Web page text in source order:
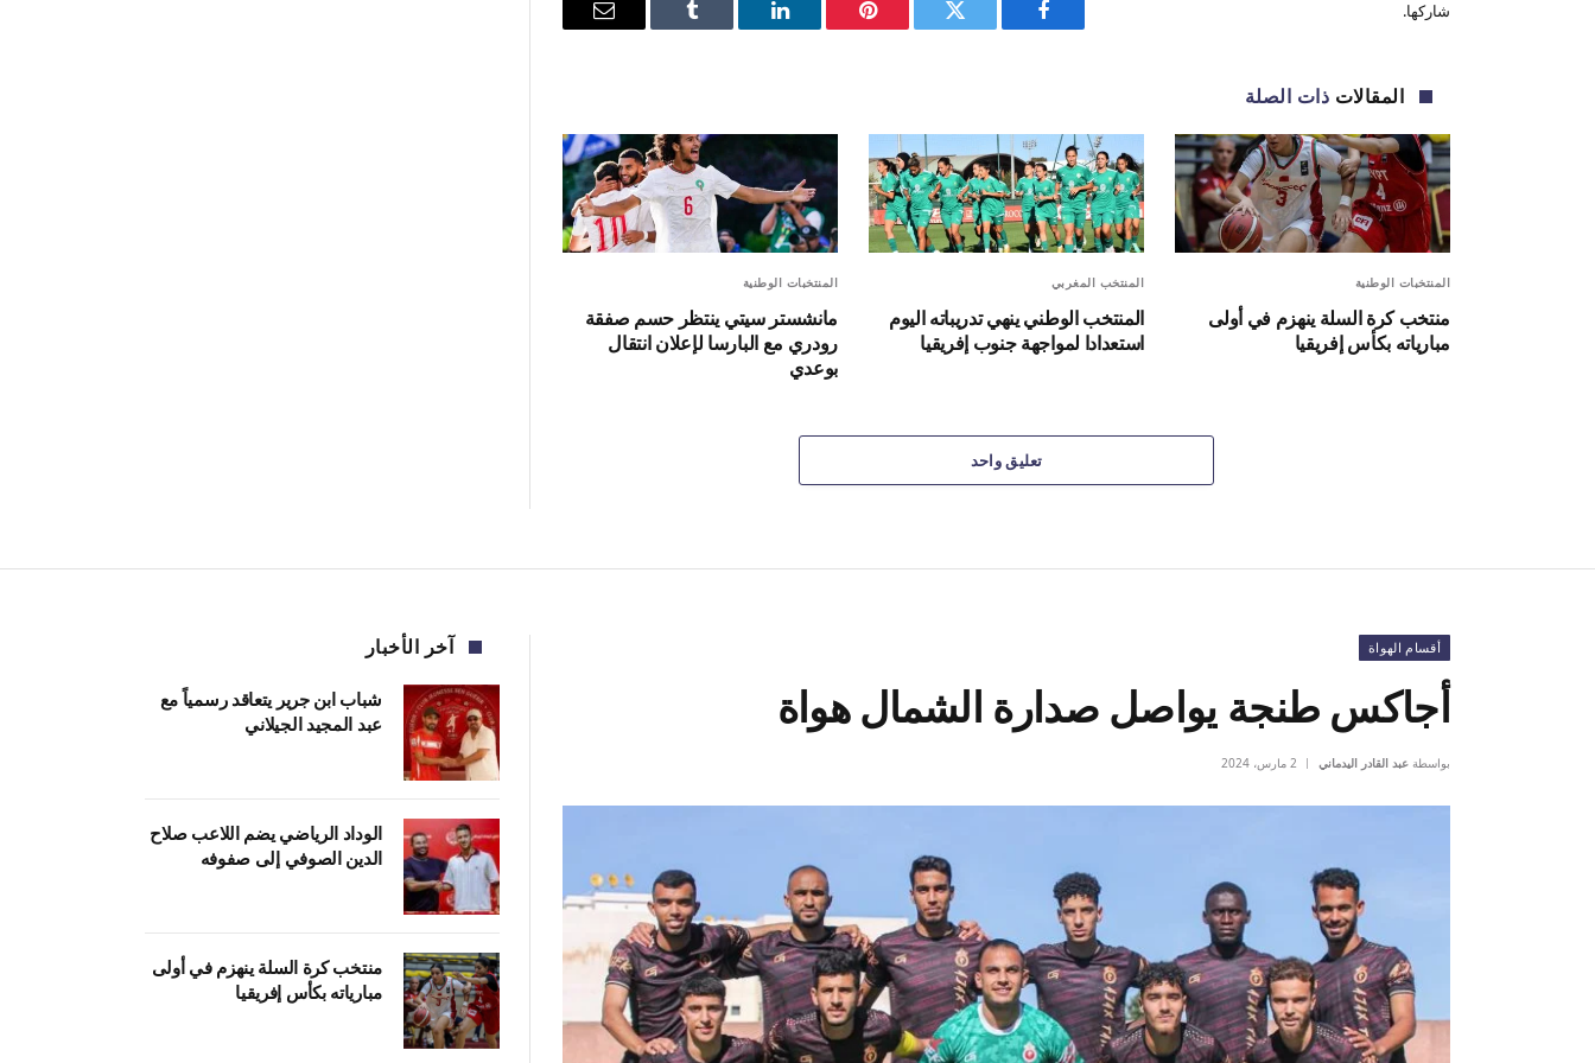
شاركها.
فيسبوك
تويتر بينتيريستلينكدإن Tumblr
البريد
المقالات ذات الصلة
المنتخبات الوطنية
منتخب كرة السلة ينهزم في أولى
مبارياته بكأس إفريقيا
المنتخب المغربي
المنتخب الوطني ينهي تدريباته اليوم
استعدادا لمواجهة جنوب إفريقيا
المنتخبات الوطنية
مانشستر سيتي ينتظر حسم صفقة
رودري مع البارسا لإعلان انتقال
بوعدي
تعليق واحد
أقسام الهواة
أجاكس طنجة يواصل صدارة الشمال هواة
بواسطة عبد القادر اليدماني 2 مارس، 2024
آخر الأخبار
شباب ابن جرير يتعاقد رسمياً مع
عبد المجيد الجيلاني
الوداد الرياضي يضم اللاعب صلاح
الدين الصوفي إلى صفوفه
منتخب كرة السلة ينهزم في أولى
مبارياته بكأس إفريقيا